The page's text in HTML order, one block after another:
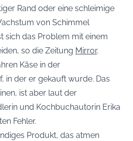
Rand oder eine schleimige
von Schimmel
sich das Problem mit einem
so die Zeitung Mirror.
Käse in der
in der er gekauft wurde. Das
ist aber laut der
und Kochbuchautorin Erika
Fehler.
Produkt, das atmen